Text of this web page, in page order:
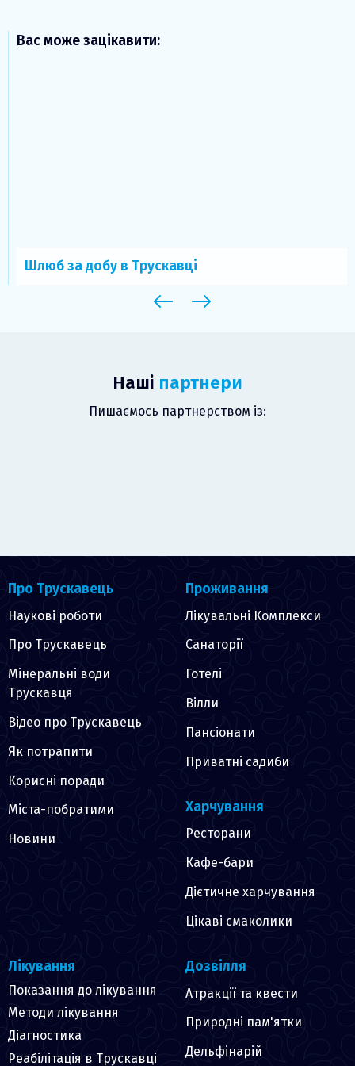
Вас може зацікавити:
за добу в Трускавці
Наші партнери
Пишаємось партнерством із:
Про Трускавець
Наукові роботи
Про Трускавець
Мінеральні води
Трускавця
Відео про Трускавець
Як потрапити
Корисні поради
Міста-побратими
Новини
Проживання
Лікувальні Комплекси
Санаторії
Готелі
Вілли
Пансіонати
Приватні садиби
Харчування
Ресторани
Кафе-бари
Дієтичне харчування
Цікаві смаколики
Лікування
Показання до лікування
Методи лікування
Діагностика
Реабілітація в Трускавці
Дозвілля
Атракції та квести
Природні пам'ятки
Дельфінарій